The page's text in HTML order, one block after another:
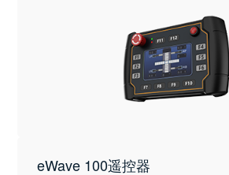
eWave 100遥控器